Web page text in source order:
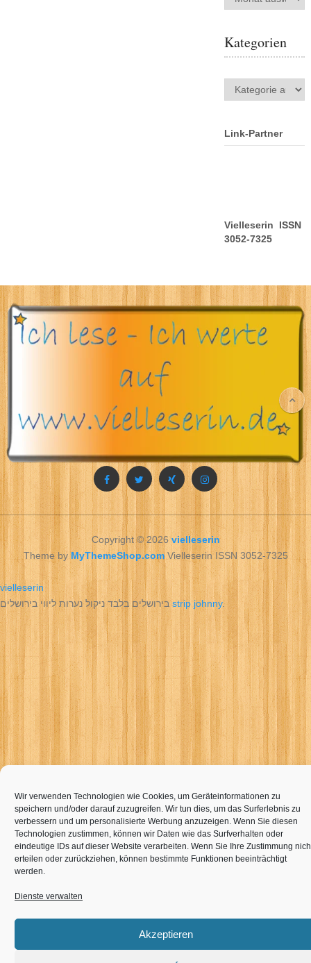
Kategorien
Kategorien
Link-Partner
Vielleserin ISSN
3052-7325
Copyright © 2026vielleserin
Theme by MyThemeShop.comVielleserin ISSN 3052-7325
vielleserin
Wir verwenden Technologien wie Cookies, um Geräteinformationen zu
speichern und/oder darauf zuzugreifen. Wir tun dies, um das Surferlebnis zu
verbessern und um personalisierte Werbung anzuzeigen. Wenn Sie diesen
Technologien zustimmen, können wir Daten wie das Surfverhalten oder
eindeutige IDs auf dieser Website verarbeiten. Wenn Sie Ihre Zustimmung
erteilen oder zurückziehen, können bestimmte Funktionen beeinträchtigt
werden.
Dienste verwalten
Akzeptieren
בירושלים בלבד ניקול נערות ליווי בירושליםstrip johnny.